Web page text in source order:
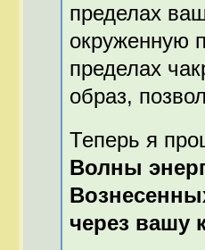
пределах
окруженную
пределах
образ,
Теперь я
Волны
через вашу